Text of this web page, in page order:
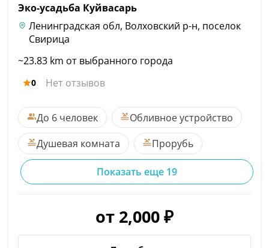
Эко-усадьба Куйвасарь
Ленинградская обл, Волховский р-н, поселок
Свирица
~23.83 km от выбранного города
0 Нет отзывов
До 6 человек
Обливное устройство
Душевая комната
Прорубь
Показать еще 19
от 2,000 ₽